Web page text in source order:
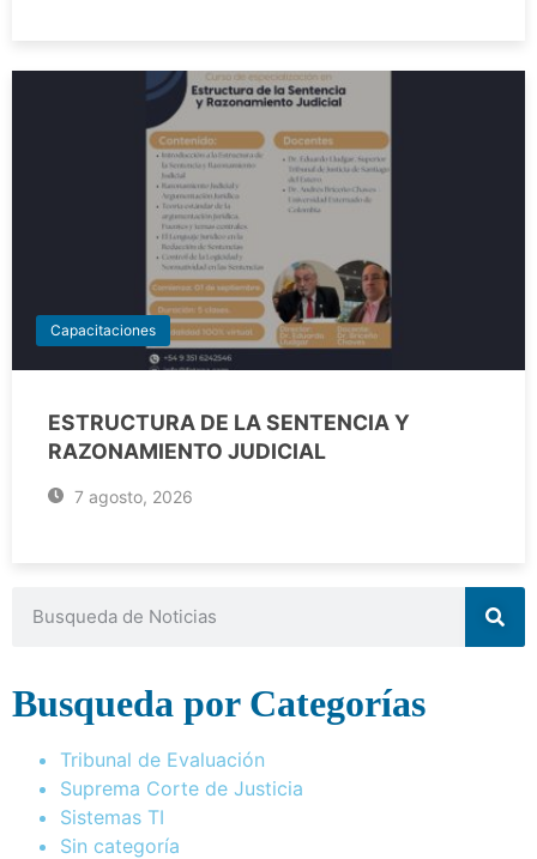
Capacitaciones
ESTRUCTURA DE LA SENTENCIA Y
RAZONAMIENTO JUDICIAL
7 agosto, 2026
Busqueda por Categorías
Tribunal de Evaluación
Suprema Corte de Justicia
Sistemas TI
Sin categoría